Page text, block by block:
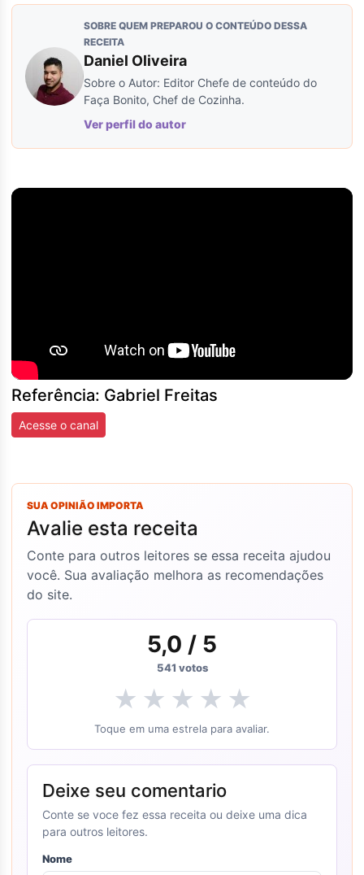
SOBRE QUEM PREPAROU O CONTEÚDO DESSA
RECEITA
Daniel Oliveira
Sobre o Autor: Editor Chefe de conteúdo do
Faça Bonito, Chef de Cozinha.
Ver perfil do autor
Referência: Gabriel Freitas
Acesse o canal
SUA OPINIÃO IMPORTA
Avalie esta receita
Conte para outros leitores se essa receita ajudou
você. Sua avaliação melhora as recomendações
do site.
5,0 / 5
541 votos
★ ★ ★ ★ ★
Toque em uma estrela para avaliar.
Deixe seu comentario
Conte se voce fez essa receita ou deixe uma dica
para outros leitores.
Nome